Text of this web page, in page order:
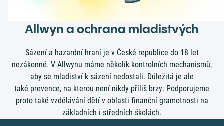
Allwyn a ochrana mladistvých
Sázení a hazardní hraní je v České republice do 18 let
nezákonné. V Allwynu máme několik kontrolních mechanismů,
aby se mladiství k sázení nedostali. Důležitá je ale
také prevence, na kterou není nikdy příliš brzy. Podporujeme
proto také vzdělávání dětí v oblasti finanční gramotnosti na
základních i středních školách.